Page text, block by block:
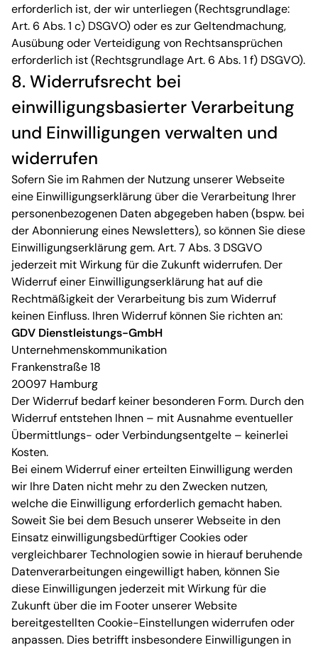
erforderlich ist, der wir unterliegen (Rechtsgrundlage:
Art. 6 Abs. 1 c) DSGVO) oder es zur Geltendmachung,
Ausübung oder Verteidigung von Rechtsansprüchen
erforderlich ist (Rechtsgrundlage Art. 6 Abs. 1 f) DSGVO).
8. Widerrufsrecht bei
einwilligungsbasierter Verarbeitung
und Einwilligungen verwalten und
widerrufen
Sofern Sie im Rahmen der Nutzung unserer Webseite
eine Einwilligungserklärung über die Verarbeitung Ihrer
personenbezogenen Daten abgegeben haben (bspw. bei
der Abonnierung eines Newsletters), so können Sie diese
Einwilligungserklärung gem. Art. 7 Abs. 3 DSGVO
jederzeit mit Wirkung für die Zukunft widerrufen. Der
Widerruf einer Einwilligungserklärung hat auf die
Rechtmäßigkeit der Verarbeitung bis zum Widerruf
keinen Einfluss. Ihren Widerruf können Sie richten an:
GDV Dienstleistungs-GmbH
Unternehmenskommunikation
Frankenstraße 18
20097 Hamburg
Der Widerruf bedarf keiner besonderen Form. Durch den
Widerruf entstehen Ihnen – mit Ausnahme eventueller
Übermittlungs- oder Verbindungsentgelte – keinerlei
Kosten.
Bei einem Widerruf einer erteilten Einwilligung werden
wir Ihre Daten nicht mehr zu den Zwecken nutzen,
welche die Einwilligung erforderlich gemacht haben.
Soweit Sie bei dem Besuch unserer Webseite in den
Einsatz einwilligungsbedürftiger Cookies oder
vergleichbarer Technologien sowie in hierauf beruhende
Datenverarbeitungen eingewilligt haben, können Sie
diese Einwilligungen jederzeit mit Wirkung für die
Zukunft über die im Footer unserer Website
bereitgestellten Cookie-Einstellungen widerrufen oder
anpassen. Dies betrifft insbesondere Einwilligungen in